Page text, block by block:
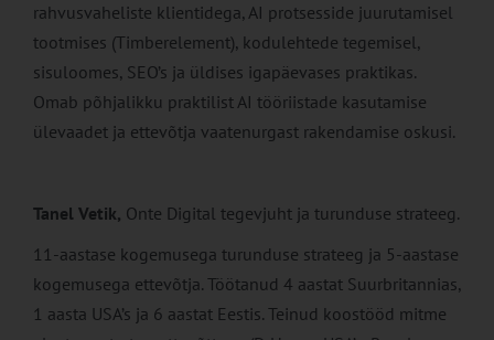
rahvusvaheliste klientidega, AI protsesside juurutamisel
tootmises (Timberelement), kodulehtede tegemisel,
sisuloomes, SEO’s ja üldises igapäevases praktikas.
Omab põhjalikku praktilist AI tööriistade kasutamise
ülevaadet ja ettevõtja vaatenurgast rakendamise oskusi.
Tanel Vetik, Onte Digital tegevjuht ja turunduse strateeg.
11-aastase kogemusega turunduse strateeg ja 5-aastase
kogemusega ettevõtja. Töötanud 4 aastat Suurbritannias,
1 aasta USA’s ja 6 aastat Eestis. Teinud koostööd mitme